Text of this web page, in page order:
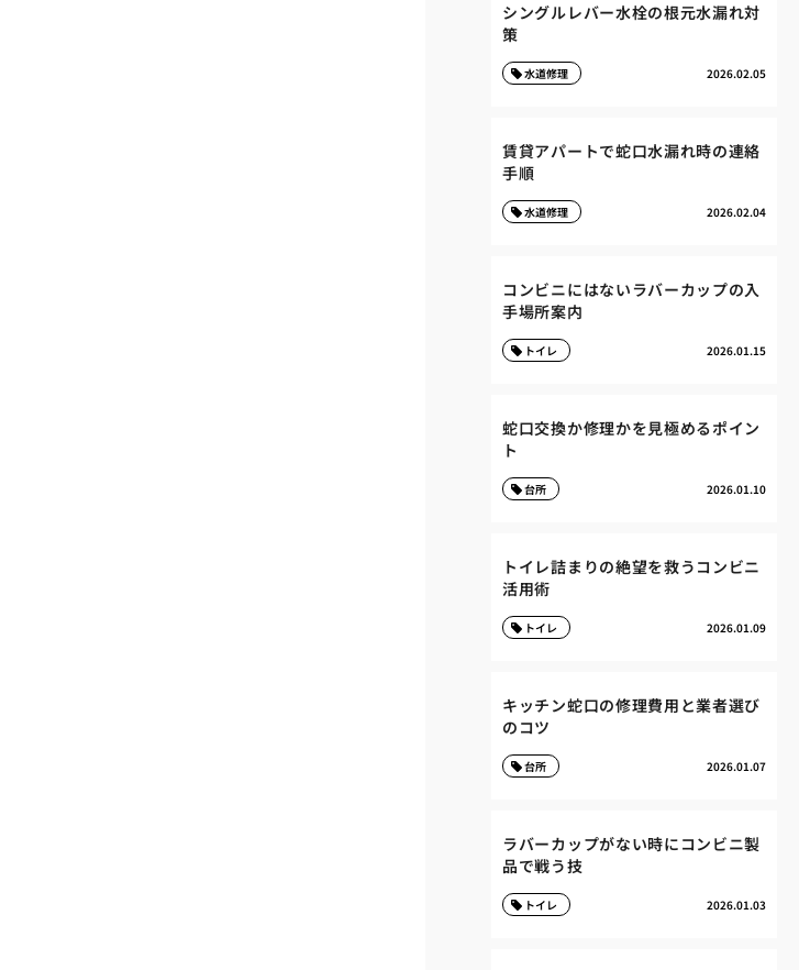
シングルレバー水栓の根元水漏れ対
策
2026.02.05
水道修理
賃貸アパートで蛇口水漏れ時の連絡
手順
2026.02.04
水道修理
コンビニにはないラバーカップの入
手場所案内
2026.01.15
トイレ
蛇口交換か修理かを見極めるポイン
ト
2026.01.10
台所
トイレ詰まりの絶望を救うコンビニ
活用術
2026.01.09
トイレ
キッチン蛇口の修理費用と業者選び
のコツ
2026.01.07
台所
ラバーカップがない時にコンビニ製
品で戦う技
2026.01.03
トイレ